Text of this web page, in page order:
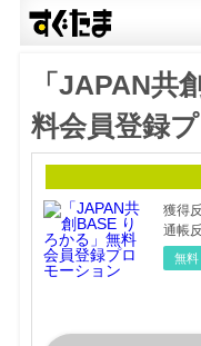
「JAPAN共
料会員登録
獲得
通帳
無料